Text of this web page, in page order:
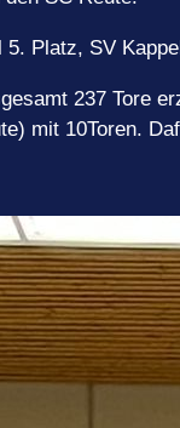
Platz, SV
237 Tore
mit 10Toren.